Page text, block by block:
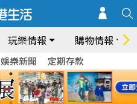
玩樂情報 購物情報
娛樂新聞 定期存款